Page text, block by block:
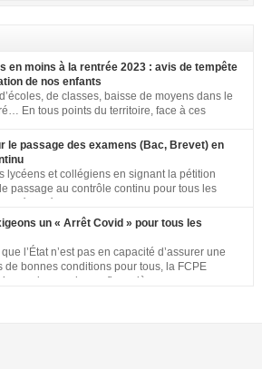
en moins à la rentrée 2023 : avis de tempête
de nos enfants
de classes, baisse de moyens dans le
En tous points du territoire, face à ces
une dette de bienveillance envers tous les
pays. En effet, être un enfant ou un adolescent
[…]
le passage des examens (Bac, Brevet) en
lycéens et collégiens en signant la pétition
passage au contrôle continu pour tous les
qui ne respectent pas les jauges, cours en
de préparation…. Vous pouvez signer la
un « Arrêt Covid » pour tous les
l’État n’est pas en capacité d’assurer une
de bonnes conditions pour tous, la FCPE
prise en charge financière, sans aucune